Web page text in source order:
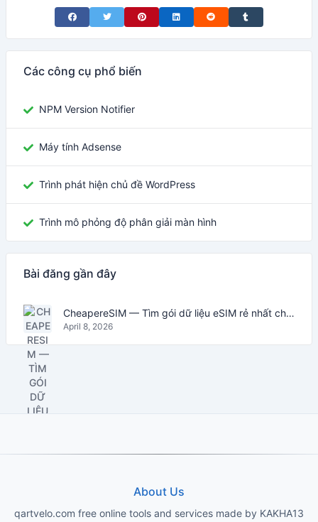
Share on Facebook
Share on TwitterShare on Pinterest
Share on LinkedIn
Share on RedditShare on Tumblr
Các công cụ phổ biến
NPM Version Notifier
Máy tính Adsense
Trình phát hiện chủ đề WordPress
Trình mô phỏng độ phân giải màn hình
Bài đăng gần đây
CheapereSIM — Tìm gói dữ liệu eSIM rẻ nhất cho du lịch năm 2026
April 8, 2026
About Us
qartvelo.com free online tools and services made by KAKHA13